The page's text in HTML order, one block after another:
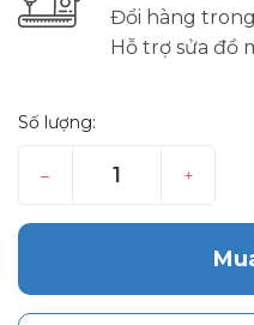
Đổi hàng
Hỗ trợ sửa đồ
Số lượng:
– +